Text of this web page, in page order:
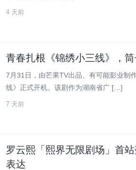
4 天前
青春扎根《锦绣小三线》，筒
7月31日，由芒果TV出品、有可能影业制
线》正式开机。该剧作为湖南省广 […]
7 天前
罗云熙「熙界无限剧场」首
表达